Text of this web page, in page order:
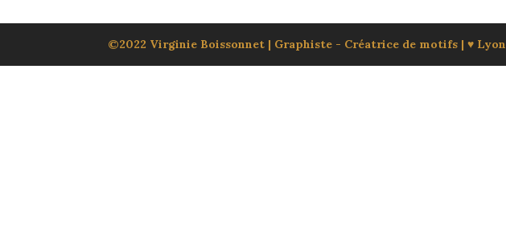
©2022 Virginie Boissonnet | Graphiste - Créatrice de motifs | ♥ Lyon